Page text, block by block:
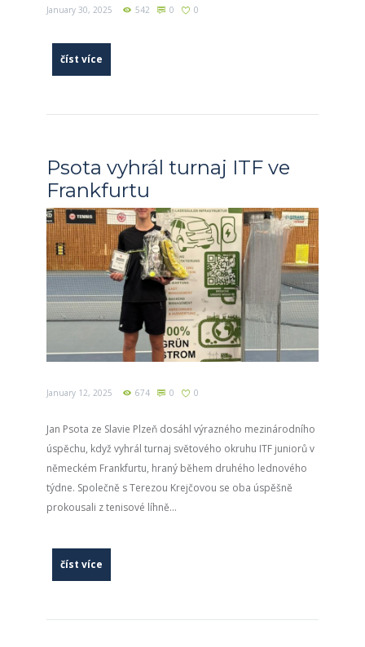
January 30, 2025 542 0 0
číst více
Psota vyhrál turnaj ITF ve
Frankfurtu
January 12, 2025 674 0 0
Jan Psota ze Slavie Plzeň dosáhl výrazného mezinárodního
úspěchu, když vyhrál turnaj světového okruhu ITF juniorů v
německém Frankfurtu, hraný během druhého lednového
týdne. Společně s Terezou Krejčovou se oba úspěšně
prokousali z tenisové líhně...
číst více